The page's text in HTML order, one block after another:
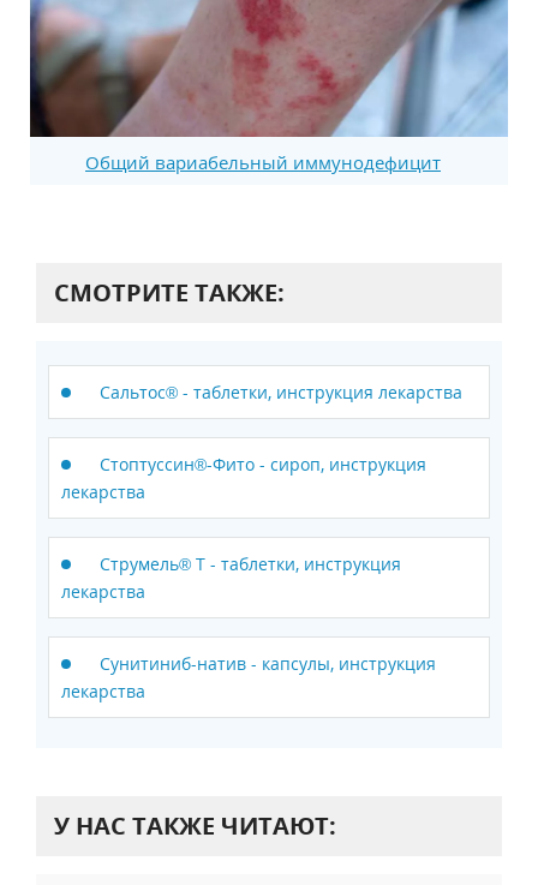
Общий вариабельный иммунодефицит
СМОТРИТЕ ТАКЖЕ:
Сальтос® - таблетки, инструкция лекарства
Стоптуссин®-Фито - сироп, инструкция
лекарства
Струмель® Т - таблетки, инструкция
лекарства
Сунитиниб-натив - капсулы, инструкция
лекарства
У НАС ТАКЖЕ ЧИТАЮТ: